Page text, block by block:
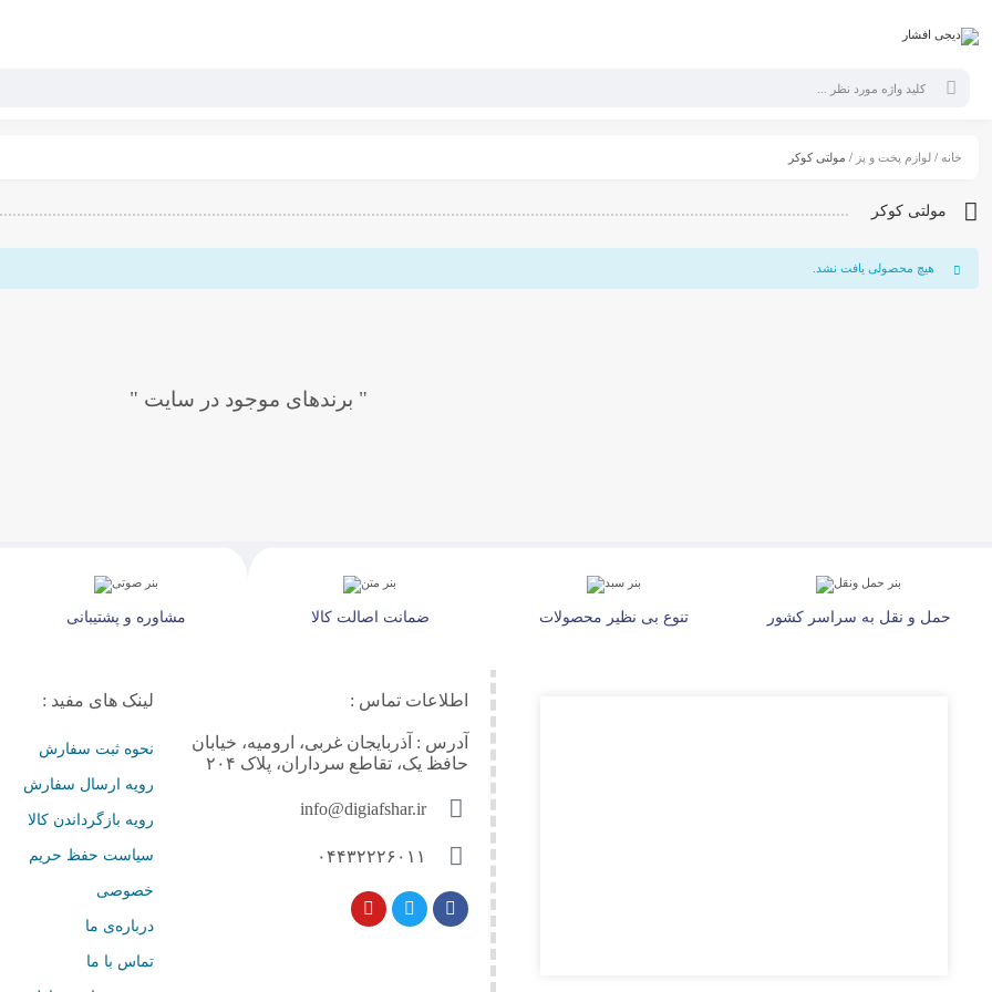
خانه / لوازم پخت و پز / مولتی کوکر
مولتی کوکر
هیچ محصولی یافت نشد.
" برندهای موجود در سایت "
مشاوره و پشتیبانی ضمانت اصالت کالا تنوع بی نظیر محصولات حمل و نقل به سراسر کشور
اطلاعات تماس :
آدرس : آذربایجان غربی، ارومیه، خیابان
حافظ یک، تقاطع سرداران، پلاک ۲۰۴
info@digiafshar.ir
۰۴۴۳۲۲۲۶۰۱۱
لینک های مفید :
نحوه ثبت سفارش
رویه ارسال سفارش
رویه بازگرداندن کالا
سیاست حفظ حریم
خصوصی
درباره‌ی ما
تماس با ما